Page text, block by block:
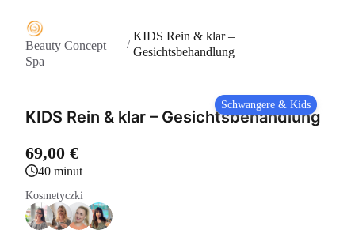
Beauty Concept
Spa
/
KIDS Rein & klar –
Gesichtsbehandlung
Schwangere & Kids
KIDS Rein & klar – Gesichtsbehandlung
69,00 €
40 minut
Kosmetyczki